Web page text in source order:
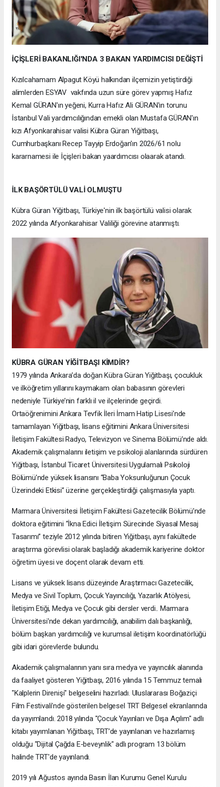
İÇİŞLERİ BAKANLIĞI'NDA 3 BAKAN YARDIMCISI DEĞİŞTİ
Kızılcahamam Alpagut Köyü halkından ilçemizin yetiştirdiği
alimlerden ESYAV vakfında uzun süre görev yapmış Hafız
Kemal GÜRAN'ın yeğeni, Kurra Hafız Ali GÜRAN'ın torunu
İstanbul Vali yardımcılığından emekli olan Mustafa GÜRAN'ın
kızı Afyonkarahisar valisi Kübra Güran Yiğitbaşı,
Cumhurbaşkanı Recep Tayyip Erdoğan'ın 2026/61 nolu
kararnamesi ile İçişleri bakan yaardımcısı olaarak atandı.
İLK BAŞÖRTÜLÜ VALİ OLMUŞTU
Kübra Güran Yiğitbaşı, Türkiye'nin ilk başörtülü valisi olarak
2022 yılında Afyonkarahisar Valiliği görevine atanmıştı.
KÜBRA GÜRAN YİĞİTBAŞI KİMDİR?
1979 yılında Ankara’da doğan Kübra Güran Yiğitbaşı, çocukluk
ve ilköğretim yıllarını kaymakam olan babasının görevleri
nedeniyle Türkiye’nin farklı il ve ilçelerinde geçirdi.
Ortaöğrenimini Ankara Tevfik İleri İmam Hatip Lisesi’nde
tamamlayan Yiğitbaşı, lisans eğitimini Ankara Üniversitesi
İletişim Fakültesi Radyo, Televizyon ve Sinema Bölümü’nde aldı.
Akademik çalışmalarını iletişim ve psikoloji alanlarında sürdüren
Yiğitbaşı, İstanbul Ticaret Üniversitesi Uygulamalı Psikoloji
Bölümü’nde yüksek lisansını “Baba Yoksunluğunun Çocuk
Üzerindeki Etkisi” üzerine gerçekleştirdiği çalışmasıyla yaptı.
Marmara Üniversitesi İletişim Fakültesi Gazetecilik Bölümü’nde
doktora eğitimini “İkna Edici İletişim Sürecinde Siyasal Mesaj
Tasarımı” teziyle 2012 yılında bitiren Yiğitbaşı, aynı fakültede
araştırma görevlisi olarak başladığı akademik kariyerine doktor
öğretim üyesi ve doçent olarak devam etti.
Lisans ve yüksek lisans düzeyinde Araştırmacı Gazetecilik,
Medya ve Sivil Toplum, Çocuk Yayıncılığı, Yazarlık Atölyesi,
İletişim Etiği, Medya ve Çocuk gibi dersler verdi.. Marmara
Üniversitesi'nde dekan yardımcılığı, anabilim dalı başkanlığı,
bölüm başkan yardımcılığı ve kurumsal iletişim koordinatörlüğü
gibi idari görevlerde bulundu.
Akademik çalışmalarının yanı sıra medya ve yayıncılık alanında
da faaliyet gösteren Yiğitbaşı, 2016 yılında 15 Temmuz temalı
"Kalplerin Direnişi" belgeselini hazırladı. Uluslararası Boğaziçi
Film Festivali’nde gösterilen belgesel TRT Belgesel ekranlarında
da yayımlandı. 2018 yılında "Çocuk Yayınları ve Dışa Açılım" adlı
kitabı yayımlanan Yiğitbaşı, TRT’de yayınlanan ve hazırlamış
olduğu "Dijital Çağda E-beveynlik" adlı program 13 bölüm
halinde TRT'de yayınlandı.
2019 yılı Ağustos ayında Basın İlan Kurumu Genel Kurulu